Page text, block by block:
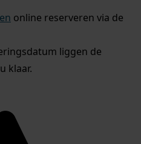
online reserveren via de
liggen de
klaar.